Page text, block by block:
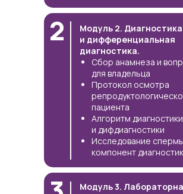
2
Модуль 2. Диагностика
и дифференциальная
диагностика.
Сбор анамнеза и
для владельца
Протокол осмотра
пациента
Алгоритм диагностики
и дифдиагностики
Исследование
компонент
Модуль 3.